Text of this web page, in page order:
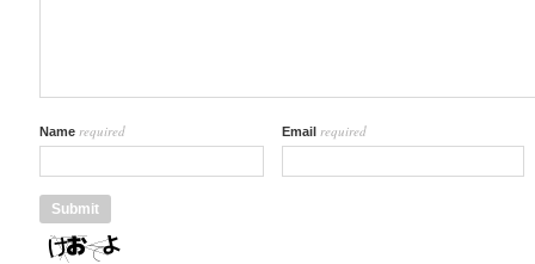
Name required Email required